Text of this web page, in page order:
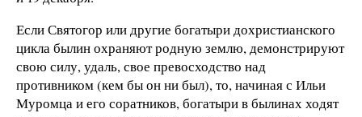
Если Святогор или другие богатыри дохристианского
цикла былин охраняют родную землю, демонстрируют
свою силу, удаль, свое превосходство над
противником (кем бы он ни был), то, начиная с Ильи
Муромца и его соратников, богатыри в былинах ходят